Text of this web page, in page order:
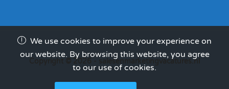
Copyright © 2026 - salesenmarketingvacatures.nl
We use cookies to improve your experience on
our website. By browsing this website, you agree
to our use of cookies.